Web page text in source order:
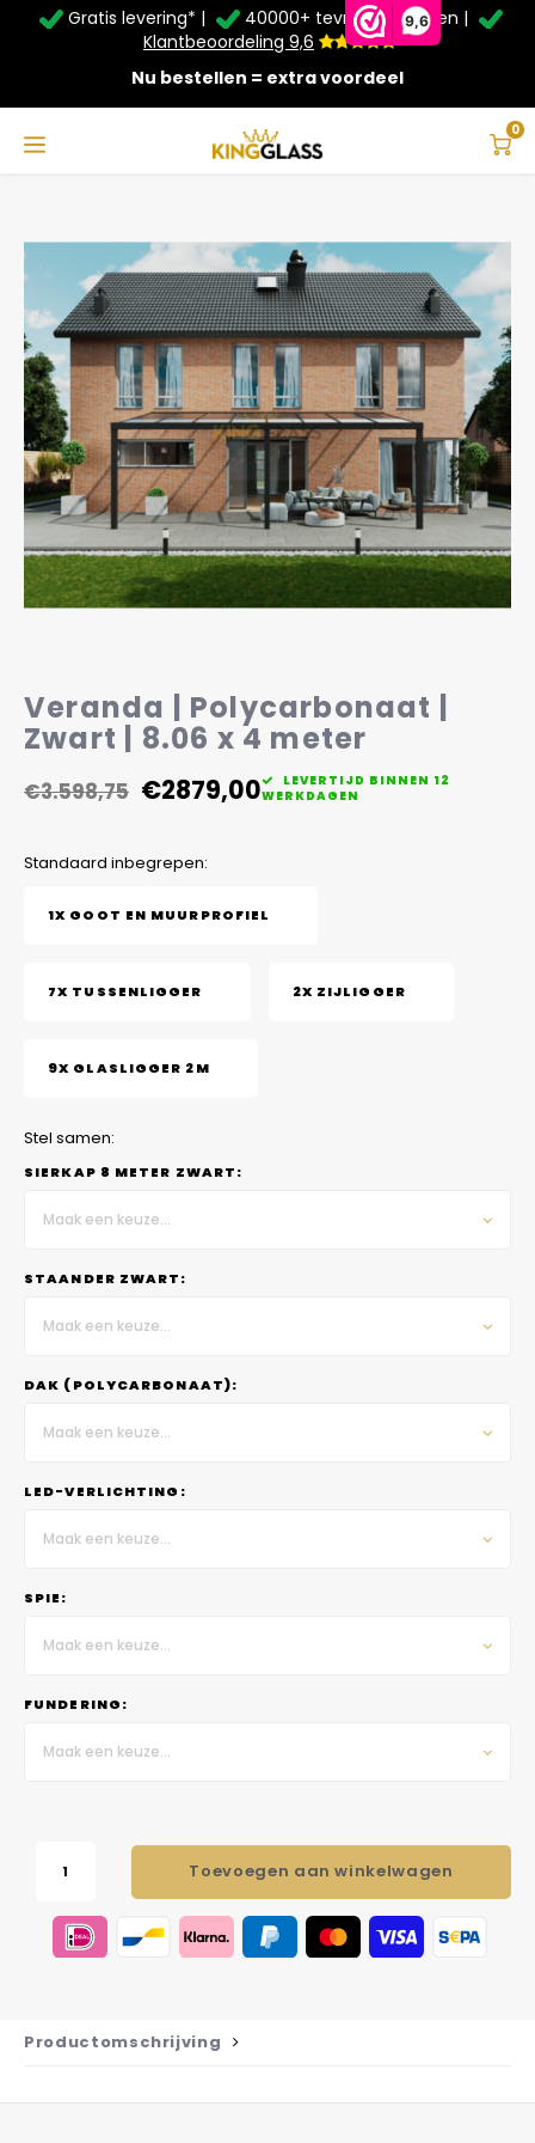
9,6
Service & Contact
Bezorging
Afhalen
Montage
Betaalmethoden
Garantie
Veelgestelde vragen
Taal
Gratis levering* |
40000+ tevreden klanten |
Klantbeoordeling 9,6
Nu bestellen = extra voordeel
0
Zomer Deals: Tot 20% kortingop schuifwanden en
veranda's +€20extra kassa korting*
Veranda | Polycarbonaat | Zwart | 8.06 x 4 meter
Veranda | Polycarbonaat |
Zwart | 8.06 x 4 meter
€3.598,75 €2879,00
LEVERTIJD BINNEN 12
WERKDAGEN
Standaard inbegrepen:
1X GOOT EN MUURPROFIEL
7X TUSSENLIGGER 2X ZIJLIGGER
9X GLASLIGGER 2M
Stel samen:
SIERKAP 8 METER ZWART:
Maak een keuze...
STAANDER ZWART:
Maak een keuze...
DAK (POLYCARBONAAT):
Maak een keuze...
LED-VERLICHTING:
Maak een keuze...
SPIE:
Maak een keuze...
FUNDERING:
Maak een keuze...
Toevoegen aan winkelwagen
Productomschrijving